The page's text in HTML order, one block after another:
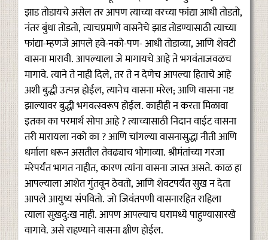
झाड तोडायचे असेल तर आपण त्याच्या वरच्या फांद्या आधी तोडतो,
नंतर बुंधा तोडतो, त्याचप्रमाणे वासनेचे झाड तोडण्यासाठी त्याच्या
फांद्या-म्हणजे आपले हवे-नको-पण- आधी तोडाव्या, आणि शेवटी
वासना मारावी. आपल्याला जे मागायचे आहे ते भगवंताजवळच
मागावे. त्याने ते नाही दिले, तर ते न देणेच आपल्या हिताचे आहे
अशी बुद्धी उत्पन्न होईल, त्यानेच वासना मरेल; आणि वासना नष्ट
झाल्यावर बुद्धी भगवत्स्वरूप होईल. काहीही न करता मिळावा
इतका का परमार्थ सोपा आहे ? त्याच्यासाठी निदान वाईट वासना
तरी मारायला नको का ? आणि चांगल्या वासनासुद्धा नीती आणि
धर्माला धरून असतील तेवढ्याच भोगाव्या. श्रीमंतांच्या गरजा
मरेपर्यंत भागत नाहीत, कारण त्यांना वासना जास्त असते. काळ हा
आपल्याला आशेत गुंतवून ठेवतो, आणि शेवटपर्यंत सुख न देता
आपले आयुष्य संपवितो. जो जिवंतपणी वासनारहित राहिला
त्याला सुखदु:ख नाही. आपण आपल्याच घरामध्ये पाहुण्यासारखे
वागावे. असे राहण्याने वासना क्षीण होईल.